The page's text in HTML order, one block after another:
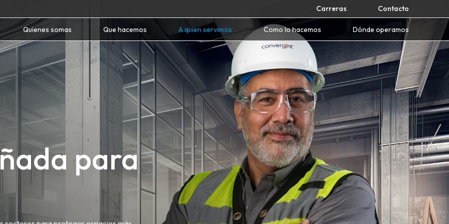
Carreras Contacto
Quienes somas Que hacemos A quien servimos Como lo hacemos Dónde operamos
para